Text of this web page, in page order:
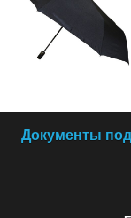
Документы